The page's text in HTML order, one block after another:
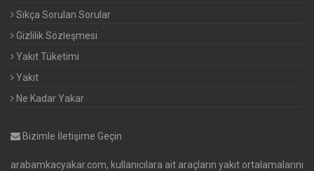
Sıkça Sorulan Sorular
Gizlilik Sözleşmesi
Yakıt Tüketimi
Yakıt
Ne Kadar Yakar
Bizimle İletişime Geçin
arabamkacyakar.com, kullanıcılara ait araçların yakıt ortalamalarını